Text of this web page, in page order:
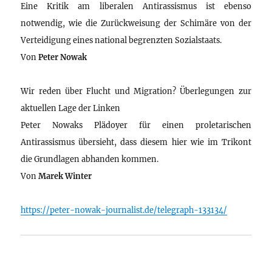
Eine Kritik am liberalen Antirassismus ist ebenso
notwendig, wie die Zurückweisung der Schimäre von der
Verteidigung eines national begrenzten Sozialstaats.
VonPeter Nowak
Wir reden über Flucht und Migration? Überlegungen zur
aktuellen Lage der Linken
Peter Nowaks Plädoyer für einen proletarischen
Antirassismus übersieht, dass diesem hier wie im Trikont
die Grundlagen abhanden kommen.
VonMarek Winter
https://peter-nowak-journalist.de/telegraph-133134/